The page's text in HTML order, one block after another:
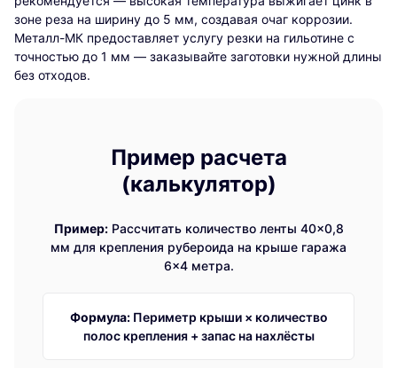
зоне реза на ширину до 5 мм, создавая очаг коррозии.
Металл-МК предоставляет услугу резки на гильотине с
точностью до 1 мм — заказывайте заготовки нужной длины
без отходов.
Пример расчета
(калькулятор)
Пример:Рассчитать количество ленты 40×0,8
мм для крепления рубероида на крыше гаража
6×4 метра.
Формула:Периметр крыши × количество
полос крепления + запас на нахлёсты